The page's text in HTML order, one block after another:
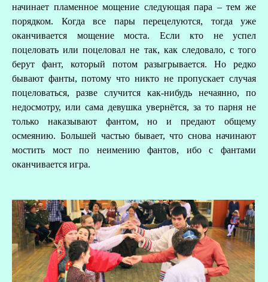
начинает пламенное мощение следующая пара – тем же
порядком. Когда все пары перецелуются, тогда уже
оканчивается мощение моста. Если кто не успел
поцеловать или поцеловал не так, как следовало, с того
берут фант, который потом разыгрывается. Но редко
бывают фанты, потому что никто не пропускает случая
поцеловаться, разве случится как-нибудь нечаянно, по
недосмотру, или сама девушка увернётся, за то парня не
только наказывают фантом, но и предают общему
осмеянию. Большей частью бывает, что снова начинают
мостить мост по неимению фантов, ибо с фантами
оканчивается игра.